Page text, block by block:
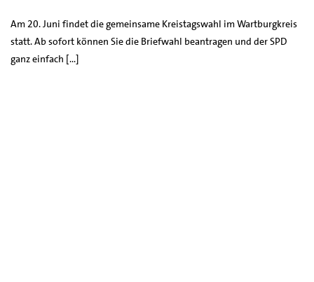
Am 20. Juni findet die gemeinsame Kreistagswahl im Wartburgkreis
statt. Ab sofort können Sie die Briefwahl beantragen und der SPD
ganz einfach […]